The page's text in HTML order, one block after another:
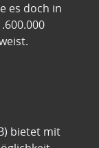
es doch in
bietet mit